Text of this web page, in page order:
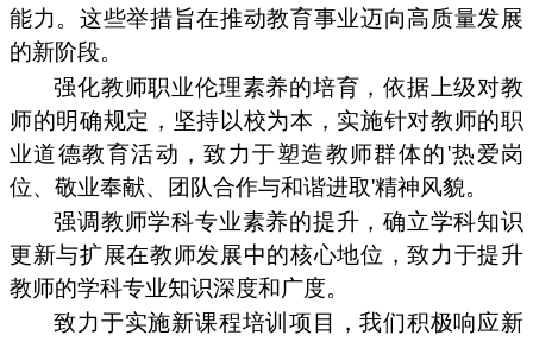
能力。这些举措旨在推动教育事业迈向高质量发展
的新阶段。
强化教师职业伦理素养的培育，依据上级对教
师的明确规定，坚持以校为本，实施针对教师的职
业道德教育活动，致力于塑造教师群体的'热爱岗
位、敬业奉献、团队合作与和谐进取'精神风貌。
强调教师学科专业素养的提升，确立学科知识
更新与扩展在教师发展中的核心地位，致力于提升
教师的学科专业知识深度和广度。
致力于实施新课程培训项目，我们积极响应新